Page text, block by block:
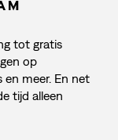
tot gratis
op
en meer. En net
tijd alleen